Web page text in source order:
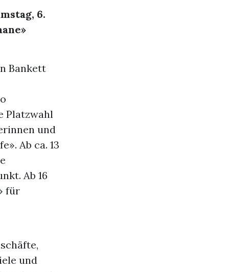
6.
Bankett
Platzwahl
und
Ab ca. 13
Ab 16
für
und